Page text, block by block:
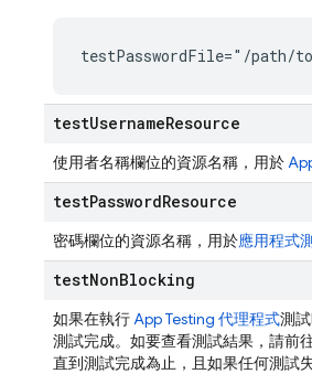
testPasswordFile="/path/
testUsernameResource
使用者名稱欄位的資源名稱，用於
testPasswordResource
密碼欄位的資源名稱，用於應用程式
testNonBlocking
如果在執行App Testing 代理程式測
測試完成。如要查看測試結果，請前
直到測試完成為止，且如果任何測試